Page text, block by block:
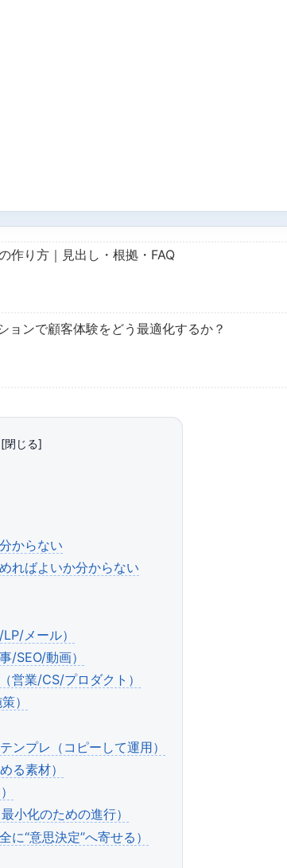
作り方｜見出し・根拠・FAQ
ョンで顧客体験をどう最適化するか？
からない
ればよいか分からない
メール）
/SEO/動画）
営業/CS/プロダクト）
）
プレ（コピーして運用）
る素材）
小化のための進行）
に“意思決定”へ寄せる）